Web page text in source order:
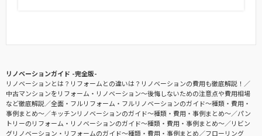
リノベーションガイド -完全版-
リノベーションとは？リフォームとの違いは？リノベーションの費用も徹底解説！
中古マンションをリフォーム・リノベーション〜後悔しないための注意点や費用相場
など徹底解説
全面・フルリフォーム・フルリノベーションのガイド〜種類・費用・
事例まとめ〜
キッチンリノベーションのガイド〜種類・費用・事例まとめ〜
パン
トリーのリフォーム・リノベーションのガイド〜種類・費用・事例まとめ〜
リビン
グリノベーション・リフォームのガイド〜種類・費用・事例まとめ
フローリング